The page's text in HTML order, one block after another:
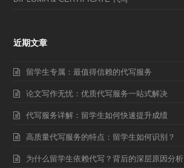
近期文章
留学生专属：最值得信赖的代写服务
论文写作无忧：优质代写服务一站式解决
代写服务详解：留学生如何快速提升成绩
高质量代写服务的特点：留学生如何识别？
为什么留学生依赖代写？背后的深层原因分析